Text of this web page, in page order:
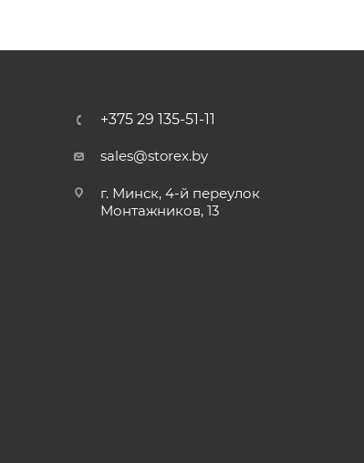
+375 29 135-51-11
sales@storex.by
г. Минск, 4-й переулок
Монтажников, 13